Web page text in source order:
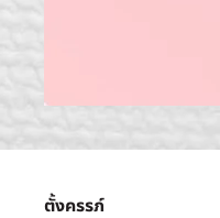
ตั้งครรภ์